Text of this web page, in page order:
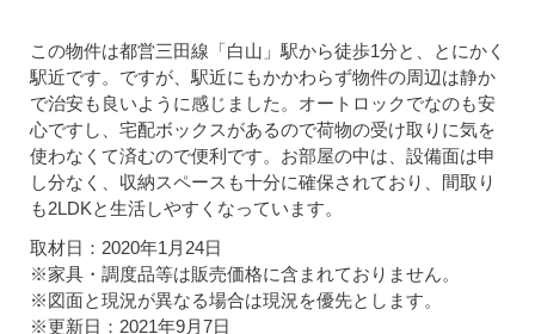
この物件は都営三田線「白山」駅から徒歩1分と、とにかく
駅近です。ですが、駅近にもかかわらず物件の周辺は静か
で治安も良いように感じました。オートロックでなのも安
心ですし、宅配ボックスがあるので荷物の受け取りに気を
使わなくて済むので便利です。お部屋の中は、設備面は申
し分なく、収納スペースも十分に確保されており、間取り
も2LDKと生活しやすくなっています。
取材日：2020年1月24日
※家具・調度品等は販売価格に含まれておりません。
※図面と現況が異なる場合は現況を優先とします。
※更新日：2021年9月7日